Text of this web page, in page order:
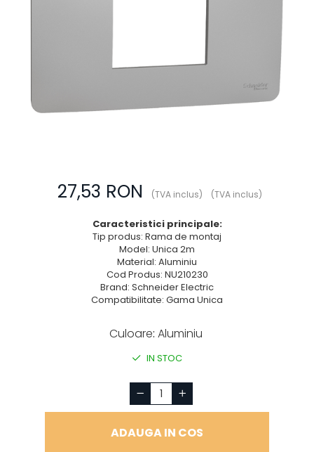
Suporturi de fixare
Întrerupătoare27,53 RON (TVA inclus) (TVA inclus)
Caracteristici principale:
Tip produs: Rama de montaj
Model: Unica 2m
Material: Aluminiu
Cod Produs: NU210230
Brand: Schneider Electric
Compatibilitate: Gama Unica
Culoare: Aluminiu
IN STOC
ADAUGA IN COS